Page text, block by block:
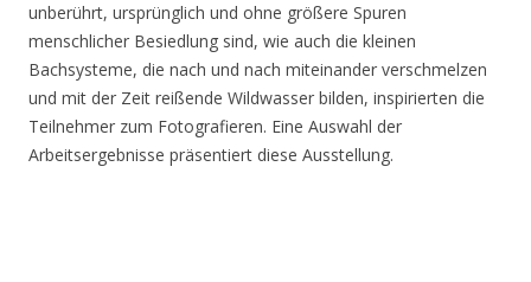
unberührt, ursprünglich und ohne größere Spuren
menschlicher Besiedlung sind, wie auch die kleinen
Bachsysteme, die nach und nach miteinander verschmelzen
und mit der Zeit reißende Wildwasser bilden, inspirierten die
Teilnehmer zum Fotografieren. Eine Auswahl der
Arbeitsergebnisse präsentiert diese Ausstellung.